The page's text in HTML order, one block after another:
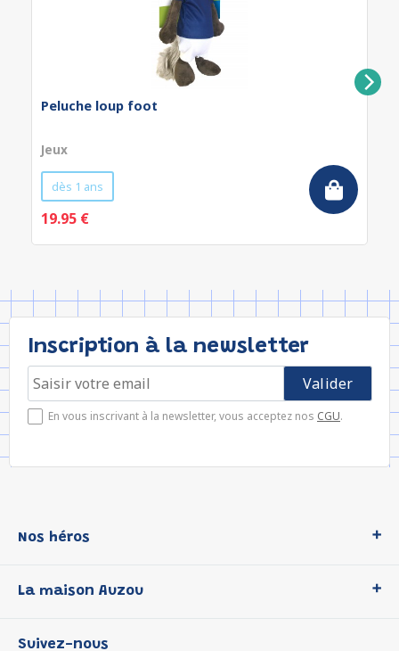
Peluche loup foot
Jeux
dès 1 ans
19.95 €
Inscription à la newsletter
En vous inscrivant à la newsletter, vous acceptez nos CGU.
Nos héros
P'tit Loup
La maison Auzou
Suivez-nous